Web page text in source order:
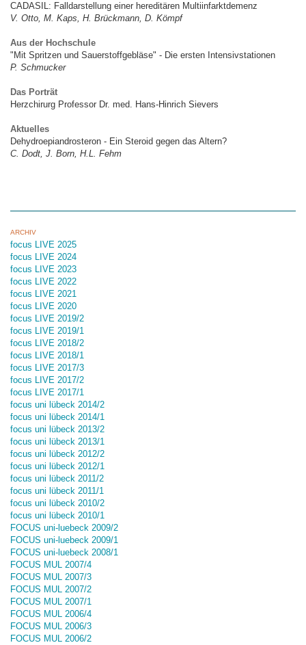
CADASIL: Falldarstellung einer hereditären Multiinfarktdemenz
V. Otto, M. Kaps, H. Brückmann, D. Kömpf
Aus der Hochschule
"Mit Spritzen und Sauerstoffgebläse" - Die ersten Intensivstationen
P. Schmucker
Das Porträt
Herzchirurg Professor Dr. med. Hans-Hinrich Sievers
Aktuelles
Dehydroepiandrosteron - Ein Steroid gegen das Altern?
C. Dodt, J. Born, H.L. Fehm
ARCHIV
focus LIVE 2025
focus LIVE 2024
focus LIVE 2023
focus LIVE 2022
focus LIVE 2021
focus LIVE 2020
focus LIVE 2019/2
focus LIVE 2019/1
focus LIVE 2018/2
focus LIVE 2018/1
focus LIVE 2017/3
focus LIVE 2017/2
focus LIVE 2017/1
focus uni lübeck 2014/2
focus uni lübeck 2014/1
focus uni lübeck 2013/2
focus uni lübeck 2013/1
focus uni lübeck 2012/2
focus uni lübeck 2012/1
focus uni lübeck 2011/2
focus uni lübeck 2011/1
focus uni lübeck 2010/2
focus uni lübeck 2010/1
FOCUS uni-luebeck 2009/2
FOCUS uni-luebeck 2009/1
FOCUS uni-luebeck 2008/1
FOCUS MUL 2007/4
FOCUS MUL 2007/3
FOCUS MUL 2007/2
FOCUS MUL 2007/1
FOCUS MUL 2006/4
FOCUS MUL 2006/3
FOCUS MUL 2006/2